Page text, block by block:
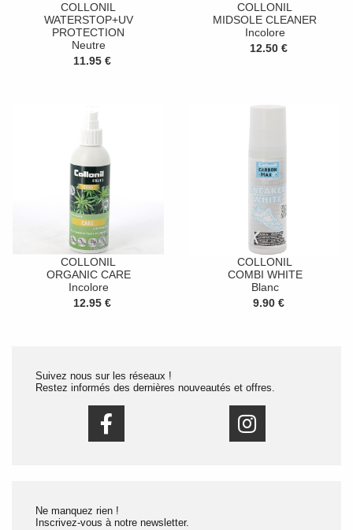
COLLONIL
WATERSTOP+UV
PROTECTION
Neutre
11.95 €
COLLONIL
MIDSOLE CLEANER
Incolore
12.50 €
COLLONIL
ORGANIC CARE
Incolore
12.95 €
COLLONIL
COMBI WHITE
Blanc
9.90 €
Suivez nous sur les réseaux !
Restez informés des dernières nouveautés et offres.
Ne manquez rien !
Inscrivez-vous à notre newsletter.